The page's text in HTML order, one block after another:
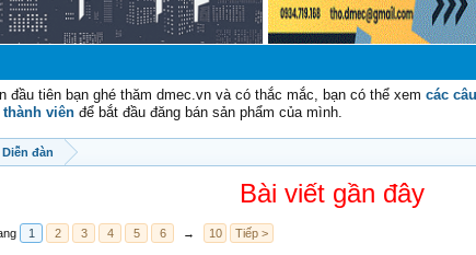
Chào
đầu tiên bạn ghé thăm dmec.vn và có thắc mắc, bạn có thể xem các
viên để bắt đầu đăng bán sản phẩm của mình.
Diễn đàn
Bài viết gần đây
1 2 3 4 5 6 → 10 Tiếp >